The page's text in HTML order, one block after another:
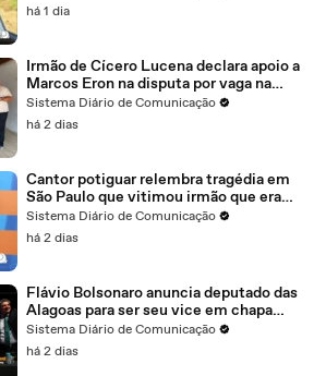
há 1 dia
Irmão de Cícero Lucena declara apoio a
Marcos Eron na disputa por vaga na
Assembleia Legislativa
Sistema Diário de Comunicação
há 2 dias
Cantor potiguar relembra tragédia em
São Paulo que vitimou irmão que era
sua maior referência
Sistema Diário de Comunicação
há 2 dias
Flávio Bolsonaro anuncia deputado das
Alagoas para ser seu vice em chapa
"puro-sangue"
Sistema Diário de Comunicação
há 2 dias